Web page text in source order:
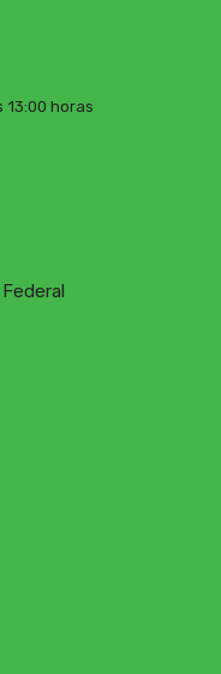
13:00 horas